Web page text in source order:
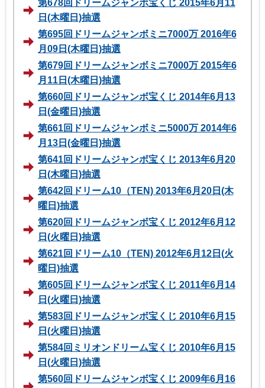
第678回ドリームジャンボ宝くじ 2015年6月11
日(木曜日)抽選
第695回ドリームジャンボミニ7000万 2016年6
月09日(木曜日)抽選
第679回ドリームジャンボミニ7000万 2015年6
月11日(木曜日)抽選
第660回ドリームジャンボ宝くじ 2014年6月13
日(金曜日)抽選
第661回ドリームジャンボミニ5000万 2014年6
月13日(金曜日)抽選
第641回ドリームジャンボ宝くじ 2013年6月20
日(木曜日)抽選
第642回ドリーム10（TEN) 2013年6月20日(木
曜日)抽選
第620回ドリームジャンボ宝くじ 2012年6月12
日(火曜日)抽選
第621回ドリーム10（TEN) 2012年6月12日(火
曜日)抽選
第605回ドリームジャンボ宝くじ 2011年6月14
日(火曜日)抽選
第583回ドリームジャンボ宝くじ 2010年6月15
日(火曜日)抽選
第584回ミリオンドリーム宝くじ 2010年6月15
日(火曜日)抽選
第560回ドリームジャンボ宝くじ 2009年6月16